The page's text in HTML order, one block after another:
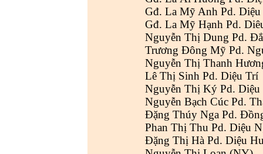
Gđ. La Mỹ Anh Pd. Diệu
Gđ. La Mỹ Hạnh Pd.
Nguyễn Thị Dung Pd.
Trương Đông Mỹ Pd.
Nguyễn Thị Thanh
Lê Thị Sinh Pd. Diệu Trí
Nguyễn Thị Ký Pd. Diệu
Nguyễn Bạch Cúc Pd.
Đặng Thúy Nga Pd.
Phan Thị Thu Pd. Diệu
Đặng Thị Hà Pd. Diệu